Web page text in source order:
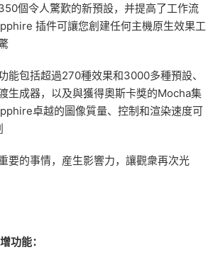
個令人驚歎的新預設，并提高了工作流
插件可讓您創建任何主機原生效果工
能包括超過270種效果和3000多種預設、
生成器，以及與獲得奧斯卡獎的Mocha集
卓越的圖像質量、控制和渲染速度可
要的事情，産生影響力，讓觀衆再次光
功能：